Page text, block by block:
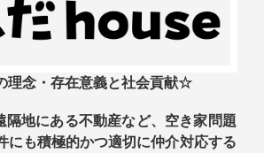
理念・存在意義と社会貢献☆
隔地にある不動産など、空き家問題
にも積極的かつ適切に仲介対応する